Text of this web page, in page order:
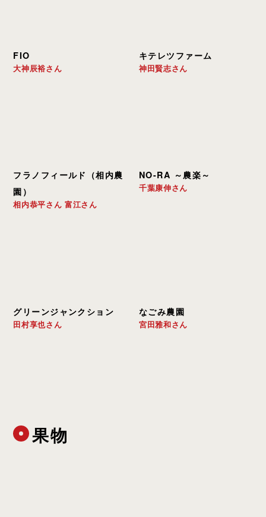
FIO
大神辰裕さん
キテレツファーム
神田賢志さん
フラノフィールド（相内農
園）
相内恭平さん 富江さん
NO-RA ～農楽～
千葉康伸さん
グリーンジャンクション
田村享也さん
なごみ農園
宮田雅和さん
果物